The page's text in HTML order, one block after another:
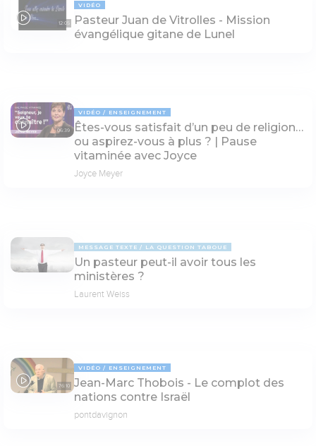
12:05
VIDÉO
Pasteur Juan de Vitrolles - Mission
évangélique gitane de Lunel
06:39
VIDÉO ENSEIGNEMENT
Êtes-vous satisfait d’un peu de religion…
ou aspirez-vous à plus ? | Pause
vitaminée avec Joyce
Joyce Meyer
MESSAGE TEXTE LA QUESTION TABOUE
Un pasteur peut-il avoir tous les
ministères ?
Laurent Weiss
76:10
VIDÉO ENSEIGNEMENT
Jean-Marc Thobois - Le complot des
nations contre Israël
pontdavignon